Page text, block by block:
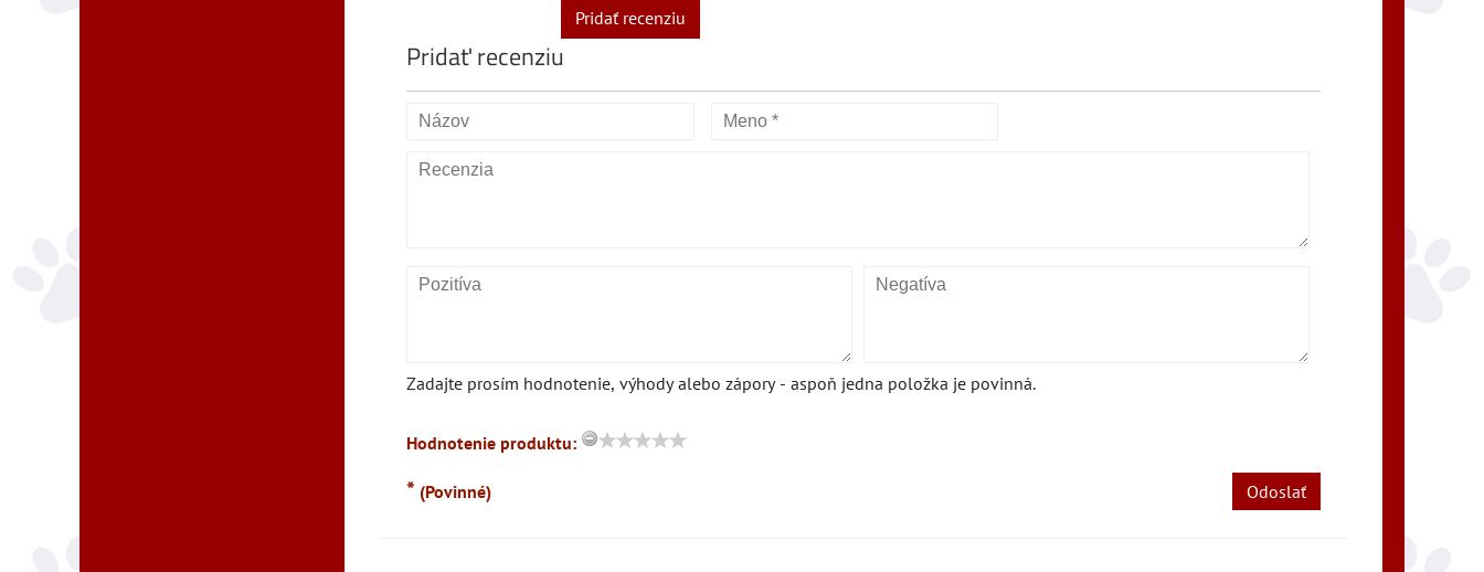
Pridať recenziu
Pridať recenziu
Zadajte prosím hodnotenie, výhody alebo zápory - aspoň jedna položka je povinná.
Hodnotenie produktu:
* (Povinné) Odoslať